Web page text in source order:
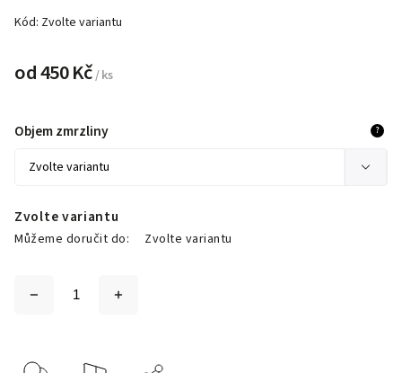
Kód: Zvolte variantu
od450 Kč/ ks
Zvolte variantu
Můžeme doručit do: Zvolte variantu
Objem zmrzliny ?